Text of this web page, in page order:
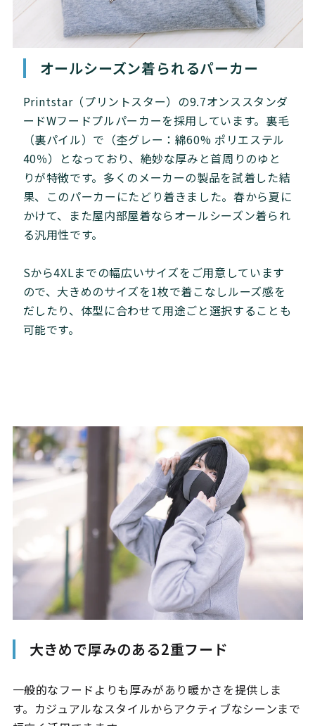
オールシーズン着られるパーカー
Printstar（プリントスター）の9.7オンススタンダ
ードWフードプルパーカーを採用しています。裏毛
（裏パイル）で（杢グレー：綿60% ポリエステル
40％）となっており、絶妙な厚みと首周りのゆと
りが特徴です。多くのメーカーの製品を試着した結
果、このパーカーにたどり着きました。春から夏に
かけて、また屋内部屋着ならオールシーズン着られ
る汎用性です。
Sから4XLまでの幅広いサイズをご用意しています
ので、大きめのサイズを1枚で着こなしルーズ感を
だしたり、体型に合わせて用途ごと選択することも
可能です。
大きめで厚みのある2重フード
一般的なフードよりも厚みがあり暖かさを提供しま
す。カジュアルなスタイルからアクティブなシーンまで